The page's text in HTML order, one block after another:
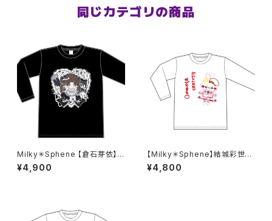
同じカテゴリの商品
Milky✳︎Sphene 【倉石芽依】生
誕祭ロンT S〜XLサイズ
¥4,900
【Milky✳︎Sphene】結城彩世生
誕ロングTシャツ S〜XLサイズ
¥4,800